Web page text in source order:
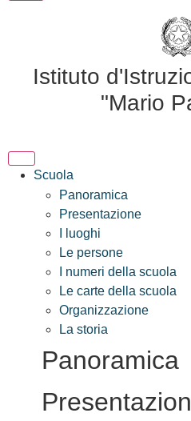
Istituto
"Mario
Scuola
Panoramica
Presentazione
I luoghi
Le persone
I numeri della scuola
Le carte della scuola
Organizzazione
La storia
Panoramica